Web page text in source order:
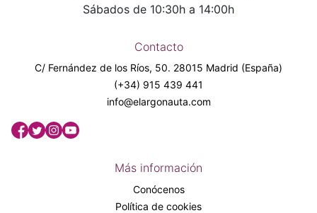
Sábados de 10:30h a 14:00h
Contacto
C/ Fernández de los Ríos, 50. 28015 Madrid (España)
(+34) 915 439 441
info@elargonauta.com
Más información
Conócenos
Política de cookies